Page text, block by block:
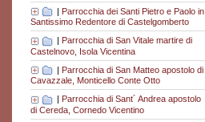
| Parrocchia dei Santi Pietro e Paolo in
Santissimo Redentore di Castelgomberto
Parrocchia di San Vitale martire di
Castelnovo, Isola Vicentina
| Parrocchia di San Matteo apostolo di
Cavazzale, Monticello Conte Otto
Parrocchia di Sant´ Andrea apostolo
di Cereda, Cornedo Vicentino